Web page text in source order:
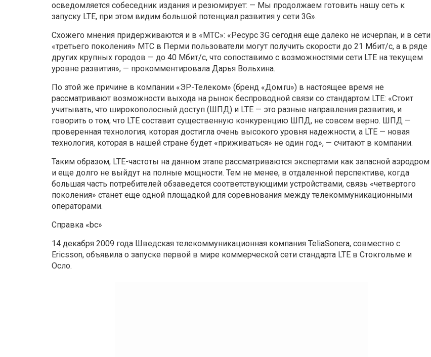
осведомляется собеседник издания и резюмирует: — Мы продолжаем готовить нашу сеть к
запуску LTE, при этом видим большой потенциал развития у сети 3G».
Схожего мнения придерживаются и в «МТС»: «Ресурс 3G сегодня еще далеко не исчерпан, и в сети
«третьего поколения» МТС в Перми пользователи могут получить скорости до 21 Мбит/с, а в ряде
других крупных городов — до 40 Мбит/c, что сопоставимо с возможностями сети LTE на текущем
уровне развития», — прокомментировала Дарья Вольхина.
По этой же причине в компании «ЭР-Телеком» (бренд «Дом.ru») в настоящее время не
рассматривают возможности выхода на рынок беспроводной связи со стандартом LTE: «Стоит
учитывать, что широкополосный доступ (ШПД) и LTE — это разные направления развития, и
говорить о том, что LTE составит существенную конкуренцию ШПД, не совсем верно. ШПД —
проверенная технология, которая достигла очень высокого уровня надежности, а LTE — новая
технология, которая в нашей стране будет «приживаться» не один год», — считают в компании.
Таким образом, LTE-частоты на данном этапе рассматриваются экспертами как запасной аэродром
и еще долго не выйдут на полные мощности. Тем не менее, в отдаленной перспективе, когда
большая часть потребителей обзаведется соответствующими устройствами, связь «четвертого
поколения» станет еще одной площадкой для соревнования между телекоммуникационными
операторами.
Справка «bc»
14 декабря 2009 года Шведская телекоммуникационная компания TeliaSonera, совместно с
Ericsson, объявила о запуске первой в мире коммерческой сети стандарта LTE в Стокгольме и
Осло.